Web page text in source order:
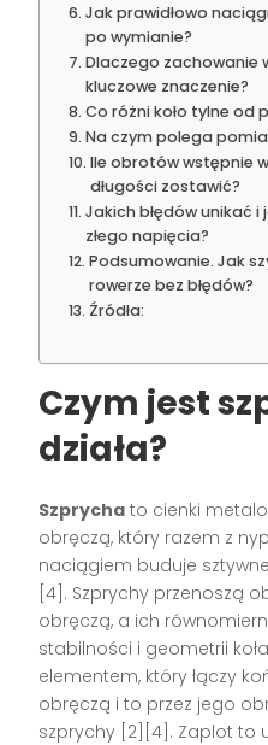
Jak prawidłowo
po wymianie?
Dlaczego zachowanie
kluczowe znaczenie?
Co różni koło tylne od
Na czym polega
Ile obrotów wstępnie
długości zostawić?
Jakich błędów unikać i
złego napięcia?
Podsumowanie. Jak
rowerze bez błędów?
Źródła:
Czym jest
działa?
Szprycha to cienki
obręczą, który razem z
naciągiem buduje
[4]. Szprychy przenoszą
obręczą, a ich
stabilności i geometrii
elementem, który łączy
obręczą i to przez jego
szprychy [2][4]. Zaplot to